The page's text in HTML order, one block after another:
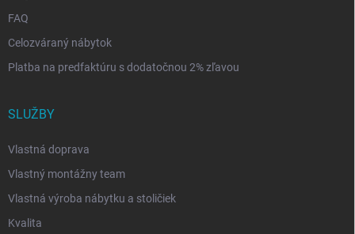
FAQ
Celozváraný nábytok
Platba na predfaktúru s dodatočnou 2% zľavou
SLUŽBY
Vlastná doprava
Vlastný montážny team
Vlastná výroba nábytku a stoličiek
Kvalita